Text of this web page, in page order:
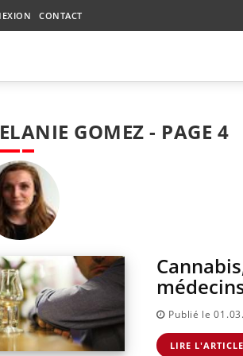
CONTACT
GOMEZ - PAGE 4
Publié le
LIRE L'ARTICLE